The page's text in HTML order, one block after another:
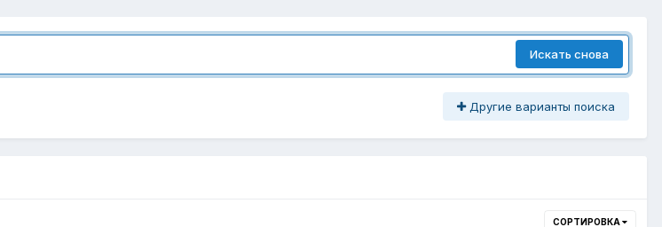
Искать снова
Другие варианты поиска
СОРТИРОВКА